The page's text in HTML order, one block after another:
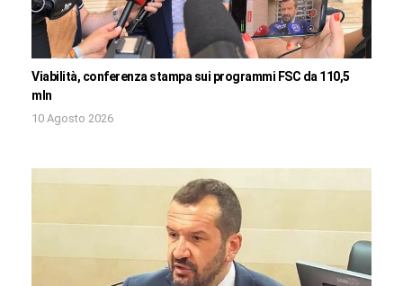
Viabilità, conferenza stampa sui programmi FSC da 110,5
mln
10 Agosto 2026